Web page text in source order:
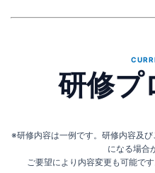
研修プ
※研修内容は一例です。研修内容及
になる場合
ご要望により内容変更も可能で